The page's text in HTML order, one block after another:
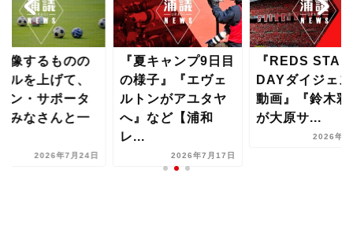
像するものの
ルを上げて、
ン・サポータ
みなさんと一
2026年7月24日
『夏キャンプ9日目
の様子』『エヴェ
ルトンがアユタヤ
へ』など【浦和
レ...
2026年7月17日
『REDS
DAYダイジェ
動画』『鈴木彩
が大原サ...
2026年7